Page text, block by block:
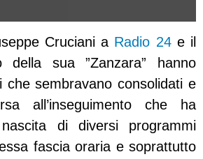
Cruciani a Radio 24e il
della sua ”Zanzara” hanno
che sembravano consolidati e
all’inseguimento che ha
di diversi programmi
fascia oraria e soprattutto